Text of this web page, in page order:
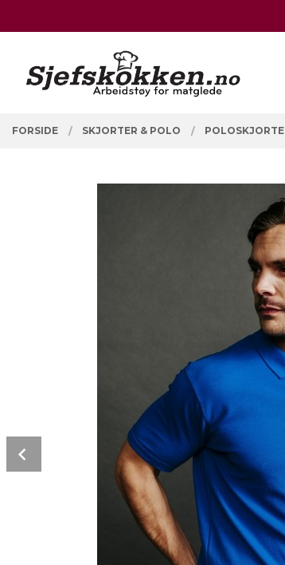
til
FORSIDE SKJORTER & POLO POLOSKJORTE